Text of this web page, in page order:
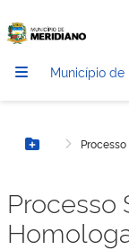
Município de
Botão Menu